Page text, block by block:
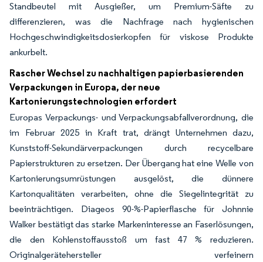
Standbeutel mit Ausgießer, um Premium-Säfte zu
differenzieren, was die Nachfrage nach hygienischen
Hochgeschwindigkeitsdosierkopfen für viskose Produkte
ankurbelt.
Rascher Wechsel zu nachhaltigen papierbasierenden
Verpackungen in Europa, der neue
Kartonierungstechnologien erfordert
Europas Verpackungs- und Verpackungsabfallverordnung, die
im Februar 2025 in Kraft trat, drängt Unternehmen dazu,
Kunststoff-Sekundärverpackungen durch recycelbare
Papierstrukturen zu ersetzen. Der Übergang hat eine Welle von
Kartonierungsumrüstungen ausgelöst, die dünnere
Kartonqualitäten verarbeiten, ohne die Siegelintegrität zu
beeinträchtigen. Diageos 90-%-Papierflasche für Johnnie
Walker bestätigt das starke Markeninteresse an Faserlösungen,
die den Kohlenstoffausstoß um fast 47 % reduzieren.
Originalgerätehersteller verfeinern